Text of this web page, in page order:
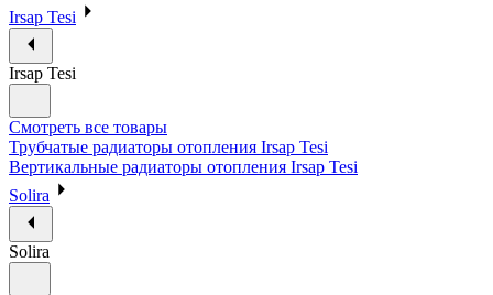
Irsap Tesi
Irsap Tesi
Смотреть все товары
Трубчатые радиаторы отопления Irsap Tesi
Вертикальные радиаторы отопления Irsap Tesi
Solira
Solira